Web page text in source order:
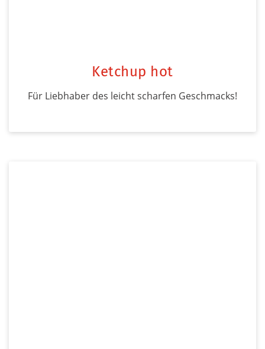
Ketchup hot
Für Liebhaber des leicht scharfen Geschmacks!